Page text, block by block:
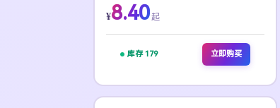
¥8.40起
库存 179 立即购买